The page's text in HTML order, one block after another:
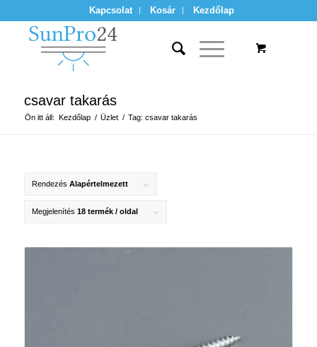
Kapcsolat Kosár Kezdőlap
csavar takarás
Ön itt áll: Kezdőlap / Üzlet / Tag: csavar takarás
Rendezés Alapértelmezett
Megjelenítés 18 termék / oldal